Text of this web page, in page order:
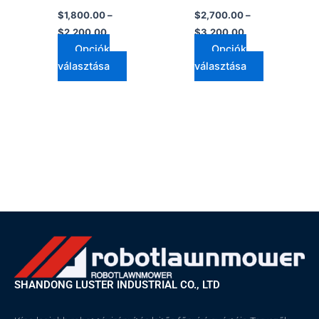
$1,800.00 –
$2,200.00
Opciók
választása
$2,700.00 –
$3,200.00
Opciók
választása
SHANDONG LUSTER INDUSTRIAL CO., LTD